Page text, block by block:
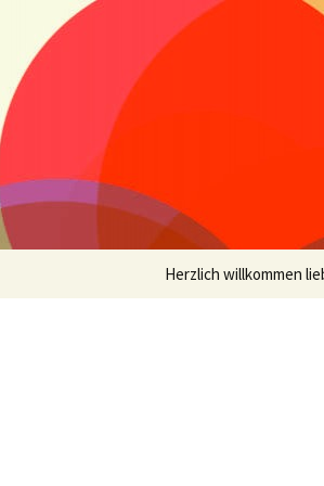
Inhalt
springen
Homepage
Herzlich willkommen